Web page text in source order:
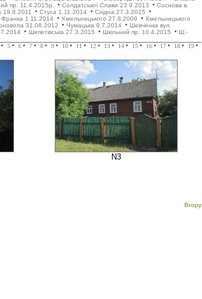
пр. 11.4.2015р. Солдатської Слави 23.9.2013
Соснова в.
19.8.2011 Стуса 1.11.2014
Східна 27.3.2015
Франка 1.11.2014 Хмельницького 27.8.2009
Хмельницького
31.08.2012 Чумацька 9.7.2014
Шевченка вул.
Шепетівська 27.3.2015 Шкільний пр. 10.4.2015
Ш.-
5 6 7 8 9 10 11 12 13 14 15 16 17 18
19
N3
Вгору